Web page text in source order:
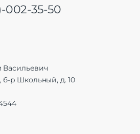
002-35-50
б-р Школьный, д. 10